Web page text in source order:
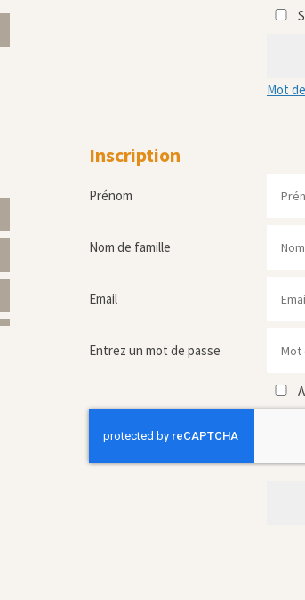
Mot
Inscription
Prénom
Nom de famille
Email
Entrez un mot de passe